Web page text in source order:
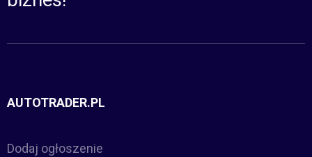
AUTOTRADER.PL
Dodaj ogłoszenie